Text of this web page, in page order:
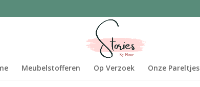
Meubelstofferen Op Verzoek Onze Pareltjes